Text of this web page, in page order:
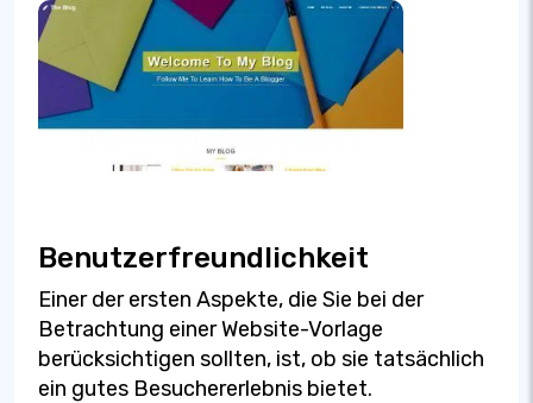
Benutzerfreundlichkeit
Einer der ersten Aspekte, die Sie bei der
Betrachtung einer Website-Vorlage
berücksichtigen sollten, ist, ob sie tatsächlich
ein gutes Besuchererlebnis bietet.